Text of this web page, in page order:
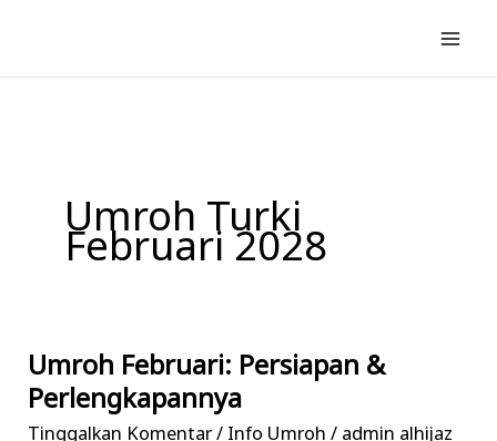
konten
Umroh Turki
Februari 2028
Umroh Februari: Persiapan &
Perlengkapannya
Tinggalkan Komentar/ Info Umroh / admin alhijaz
Umroh
Februari:
Persiapan